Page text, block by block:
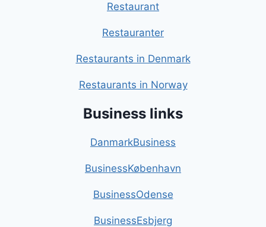
Restaurant
Restauranter
Restaurants in Denmark
Restaurants in Norway
Business links
DanmarkBusiness
BusinessKøbenhavn
BusinessOdense
BusinessEsbjerg